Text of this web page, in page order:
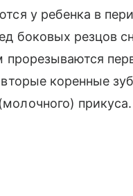
у ребенка в
боковых резцов
прорезываются
коренные
прикуса.